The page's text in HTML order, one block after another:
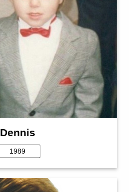
Dennis
1989